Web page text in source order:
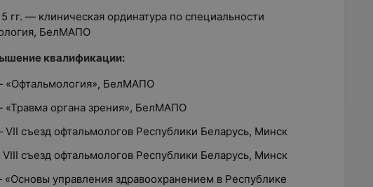
гг. — клиническая ординатура по специальности
БелМАПО
квалификации:
«Офтальмология», БелМАПО
«Травма органа зрения», БелМАПО
VII съезд офтальмологов Республики Беларусь, Минск
VIII съезд офтальмологов Республики Беларусь, Минск
«Основы управления здравоохранением в Республике